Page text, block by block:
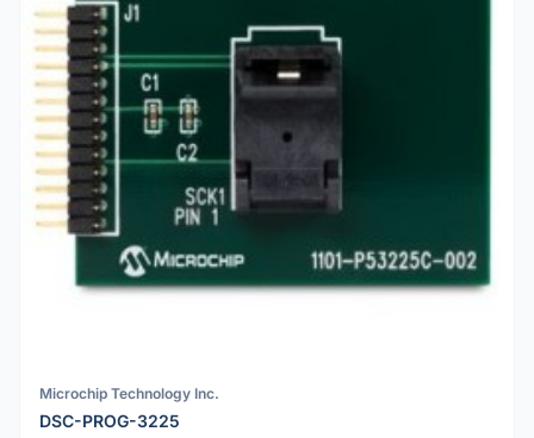
Microchip Technology Inc.
DSC-PROG-3225